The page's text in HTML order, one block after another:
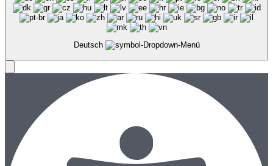
Deutsch